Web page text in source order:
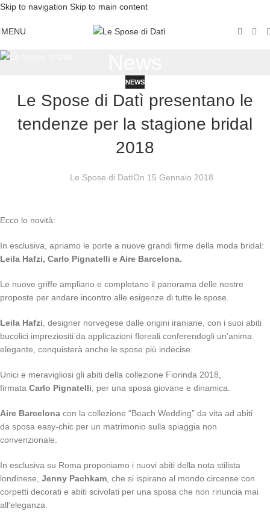
Skip to navigation Skip to main content
MENU
NEWS
Le Spose di Datì presentano le
tendenze per la stagione bridal
2018
Le Spose di DatìOn 15 Gennaio 2018
Ecco lo novità:
In esclusiva, apriamo le porte a nuove grandi firme della moda bridal:
Leila Hafzi, Carlo Pignatelli e Aire Barcelona.
​Le nuove griffe ampliano e completano il panorama delle nostre
proposte per andare incontro alle esigenze di tutte le spose.
Leila Hafzi, designer norvegese dalle origini iraniane, con i suoi abiti
bucolici impreziositi da applicazioni floreali conferendogli un’anima
elegante, conquisterà anche le spose più indecise.
Unici e meravigliosi gli abiti della collezione Fiorinda 2018,
firmata Carlo Pignatelli, per una sposa giovane e dinamica.
Aire Barcelona con la collezione “Beach Wedding” da vita ad abiti
da sposa easy-chic per un matrimonio sulla spiaggia non
convenzionale.
In esclusiva su Roma proponiamo i nuovi abiti della nota stilista
londinese, Jenny Pachkam, che si ispirano al mondo circense con
corpetti decorati e abiti scivolati per una sposa che non rinuncia mai
all’eleganza.